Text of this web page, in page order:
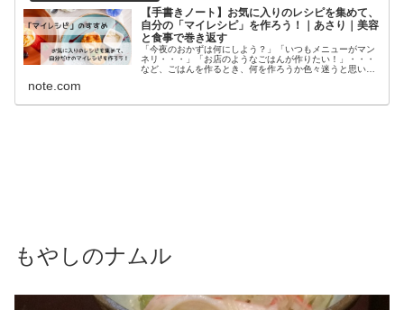
【手書きノート】お気に入りのレシピを集めて、
自分の「マイレシピ」を作ろう！｜あさり｜美容
と食事で巻き返す
「今夜のおかずは何にしよう？」「いつもメニューがマン
ネリ・・・」「お店のようなごはんが作りたい！」・・・
など、ごはんを作るとき、何を作ろうか色々迷うと思いま
note.com
もやしのナムル